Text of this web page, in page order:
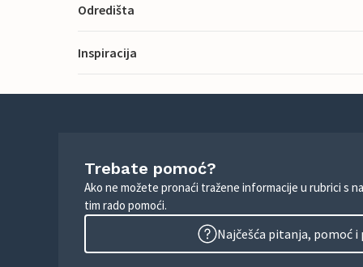
Odredišta
Inspiracija
Trebate pomoć?
Ako ne možete pronaći tražene informacije u rubrici s
tim rado pomoći.
Najčešća pitanja, pomoć i